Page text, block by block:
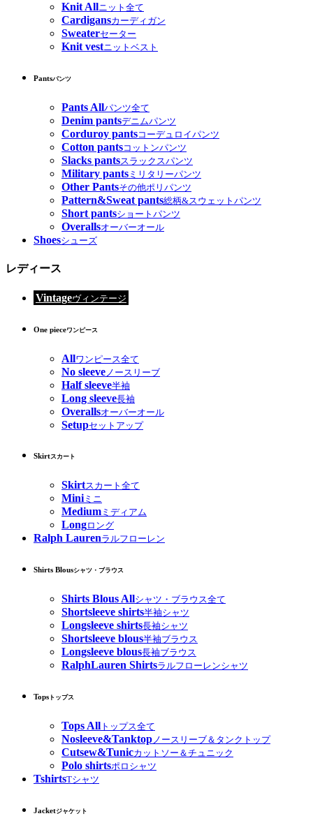
Knit Allニット全て
Cardigansカーディガン
Sweaterセーター
Knit vestニットベスト
Pantsパンツ
Pants Allパンツ全て
Denim pantsデニムパンツ
Corduroy pantsコーデュロイパンツ
Cotton pantsコットンパンツ
Slacks pantsスラックスパンツ
Military pants ミリタリーパンツ
Other Pantsその他ポリパンツ
Pattern&Sweat pants総柄&スウェットパンツ
Short pantsショートパンツ
Overallsオーバーオール
Shoesシューズ
レディース
Vintageヴィンテージ
One pieceワンピース
Allワンピース全て
No sleeve ノースリーブ
Half sleeve半袖
Long sleeve長袖
Overallsオーバーオール
Setupセットアップ
Skirtスカート
Skirtスカート全て
Miniミニ
Medium ミディアム
Longロング
Ralph Laurenラルフローレン
Shirts Blousシャツ・ブラウス
Shirts Blous Allシャツ・ブラウス全て
Shortsleeve shirts半袖シャツ
Longsleeve shirts長袖シャツ
Shortsleeve blous半袖ブラウス
Longsleeve blous長袖ブラウス
RalphLauren Shirtsラルフローレンシャツ
Tops トップス
Tops All トップス全て
Nosleeve&Tanktopノースリーブ＆タンクトップ
Cutsew&Tunicカットソー＆チュニック
Polo shirtsポロシャツ
TshirtsTシャツ
Jacketジャケット